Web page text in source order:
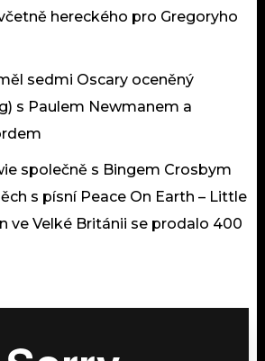
hereckého pro Gregoryho
sedmi Oscary oceněný
s Paulem Newmanem a
společně s Bingem Crosbym
s písní Peace On Earth – Little
ve Velké Británii se prodalo 400